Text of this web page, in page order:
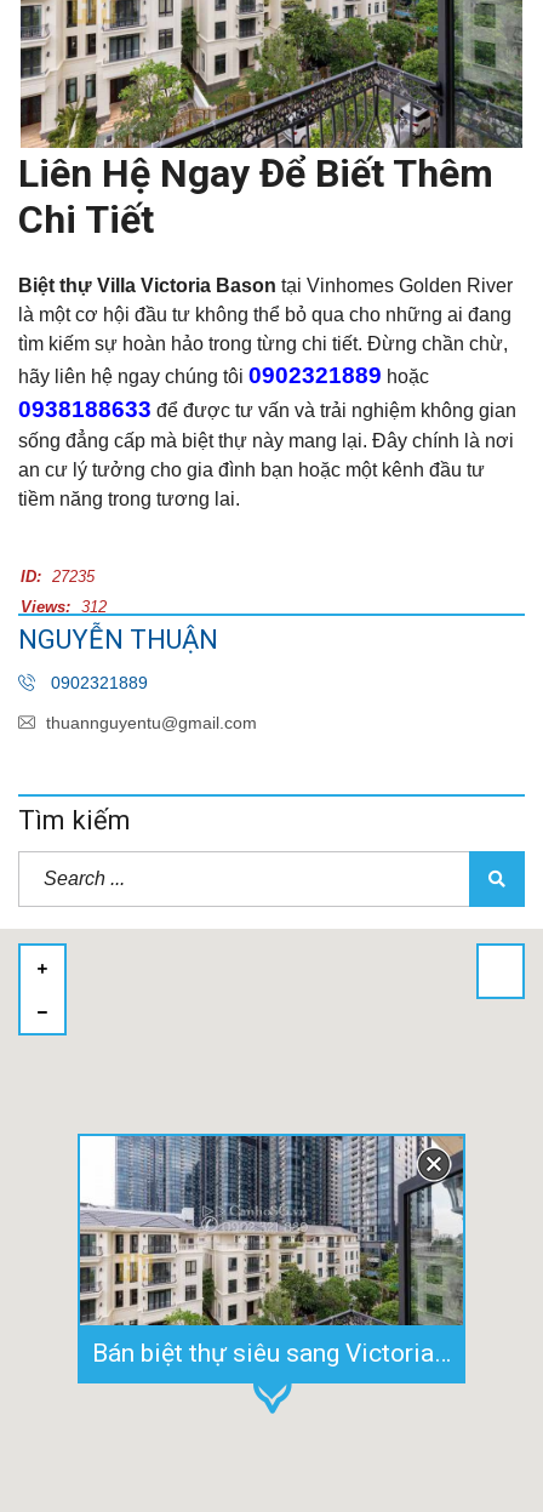
Liên Hệ Ngay Để Biết Thêm
Chi Tiết
Biệt thự Villa Victoria Bason tại Vinhomes Golden River
là một cơ hội đầu tư không thể bỏ qua cho những ai đang
tìm kiếm sự hoàn hảo trong từng chi tiết. Đừng chần chừ,
hãy liên hệ ngay chúng tôi 0902321889 hoặc
0938188633 để được tư vấn và trải nghiệm không gian
sống đẳng cấp mà biệt thự này mang lại. Đây chính là nơi
an cư lý tưởng cho gia đình bạn hoặc một kênh đầu tư
tiềm năng trong tương lai.
ID: 27235
Views: 312
NGUYỄN THUẬN
0902321889
thuannguyentu@gmail.com
Tìm kiếm
Bán biệt thự siêu sang Victoria Bason (Vinhomes Golden River) 225m2